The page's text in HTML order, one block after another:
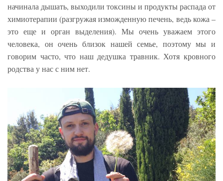
начинала дышать, выходили токсины и продукты распада от
химиотерапии (разгружая изможденную печень, ведь кожа –
это еще и орган выделения). Мы очень уважаем этого
человека, он очень близок нашей семье, поэтому мы и
говорим часто, что наш дедушка травник. Хотя кровного
родства у нас с ним нет.